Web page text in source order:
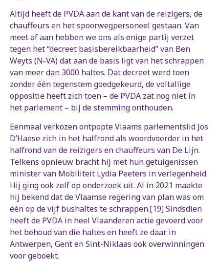
Altijd heeft de PVDA aan de kant van de reizigers, de
chauffeurs en het spoorwegpersoneel gestaan. Van
meet af aan hebben we ons als enige partij verzet
tegen het “decreet basisbereikbaarheid” van Ben
Weyts (N-VA) dat aan de basis ligt van het schrappen
van meer dan 3000 haltes. Dat decreet werd toen
zonder één tegenstem goedgekeurd, de voltallige
oppositie heeft zich toen – de PVDA zat nog niet in
het parlement – bij de stemming onthouden.
Eenmaal verkozen ontpopte Vlaams parlementslid Jos
D’Haese zich in het halfrond als woordvoerder in het
halfrond van de reizigers en chauffeurs van De Lijn.
Telkens opnieuw bracht hij met hun getuigenissen
minister van Mobiliteit Lydia Peeters in verlegenheid.
Hij ging ook zelf op onderzoek uit. Al in 2021 maakte
hij bekend dat de Vlaamse regering van plan was om
één op de vijf bushaltes te schrappen.[19] Sindsdien
heeft de PVDA in heel Vlaanderen actie gevoerd voor
het behoud van die haltes en heeft ze daar in
Antwerpen, Gent en Sint-Niklaas ook overwinningen
voor geboekt.